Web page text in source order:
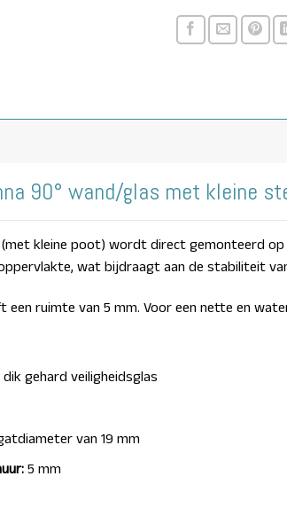
90° wand/glas met kleine
kleine poot) wordt direct gemonteerd
wat bijdraagt aan de stabiliteit
een ruimte van 5 mm. Voor een nette en
gehard veiligheidsglas
van 19 mm
5 mm